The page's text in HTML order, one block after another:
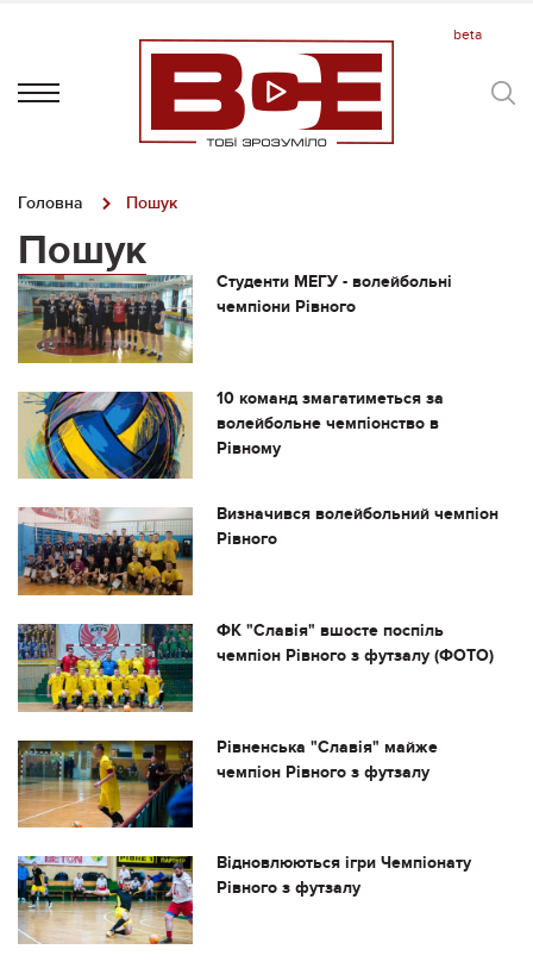
Головна Пошук
Пошук
Студенти МЕГУ - волейбольні
чемпіони Рівного
10 команд змагатиметься за
волейбольне чемпіонство в
Рівному
Визначився волейбольний чемпіон
Рівного
ФК "Славія" вшосте поспіль
чемпіон Рівного з футзалу (ФОТО)
Рівненська "Славія" майже
чемпіон Рівного з футзалу
Відновлюються ігри Чемпіонату
Рівного з футзалу